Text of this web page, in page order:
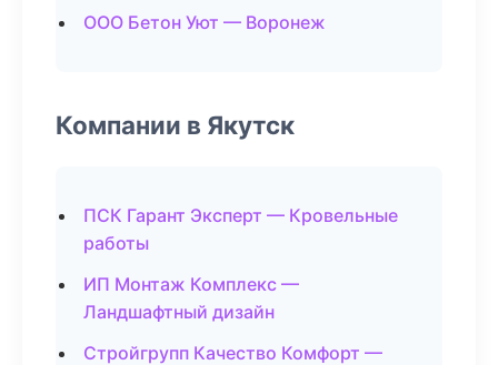
ООО Бетон Уют — Воронеж
Компании в Якутск
ПСК Гарант Эксперт — Кровельные
работы
ИП Монтаж Комплекс —
Ландшафтный дизайн
Стройгрупп Качество Комфорт —